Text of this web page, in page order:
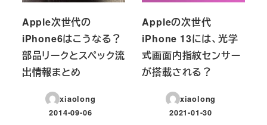
Apple次世代の
iPhone6はこうなる？
部品リークとスペック流
出情報まとめ
xiaolong
投稿日
2014-09-06
Appleの次世代
iPhone 13には、光学
式画面内指紋センサー
が搭載される？
xiaolong
投稿日
2021-01-30